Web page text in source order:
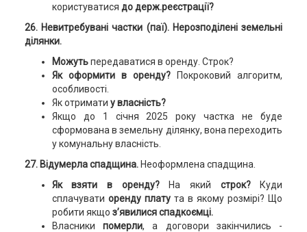
користуватися до держ.реєстрації?
26. Невитребувані частки (паї).Нерозподілені земельні
ділянки.
Можутьпередаватися в оренду. Строк?
Як оформити в оренду?
Покроковий алгоритм,
особливості.
Як отримати у власність?
Якщо до 1 січня 2025 року частка не буде
сформована в земельну ділянку, вона переходить
у комунальну власність.
27. Відумерла спадщина. Неоформлена спадщина.
Як взяти в оренду?
На який строк?
Куди
сплачувати оренду платута в якому розмірі? Що
робити якщо з’явилися спадкоємці.
Власникипомерли, а договори закінчились -